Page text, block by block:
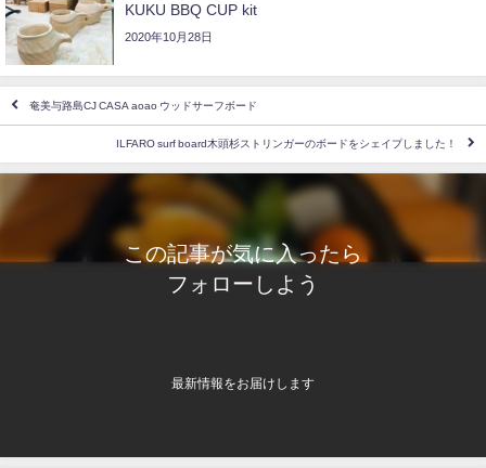
KUKU BBQ CUP kit
2020年10月28日
奄美与路島CJ CASA aoao ウッドサーフボード
ILFARO surf board木頭杉ストリンガーのボードをシェイプしました！
この記事が気に入ったら
フォローしよう
最新情報をお届けします